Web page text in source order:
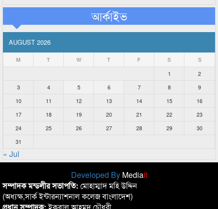
আর্কাইভ
AUGUST 2026
M T W T F S S
1
2
3
4 5 6 7 8
9
10
11 12 13 14 15
16
17
18 19 20 21 22
23
24
25 26 27 28 29
30
31
« Jul
Developed By Mediait
সম্পাদক মন্ডলীর সভাপতি: মোহাম্মাদ মহি উদ্দিন
(অধ্যক্ষ,সার্ক ইন্টারন্যাশনাল কলেজ বাংলাদেশ)